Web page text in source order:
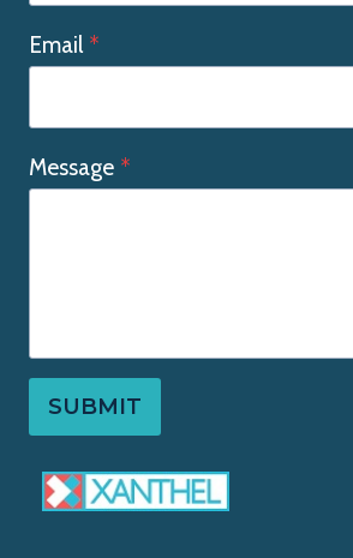
Email *
Message *
SUBMIT